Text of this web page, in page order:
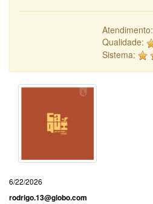
Atendimento:
Qualidade:
Sistema:
6/22/2026
rodrigo.13@globo.com